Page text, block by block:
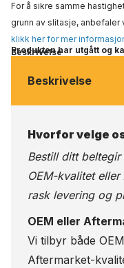
For å sikre samme
grunn av slitasje,
klikk her for mer
Beskrivelse
Produkten har utgått og
Beskrivelse
Hvorfor velge
Bestill ditt beltegir
OEM-kvalitet
rask levering og
OEM eller
Vi tilbyr både
Aftermarket-